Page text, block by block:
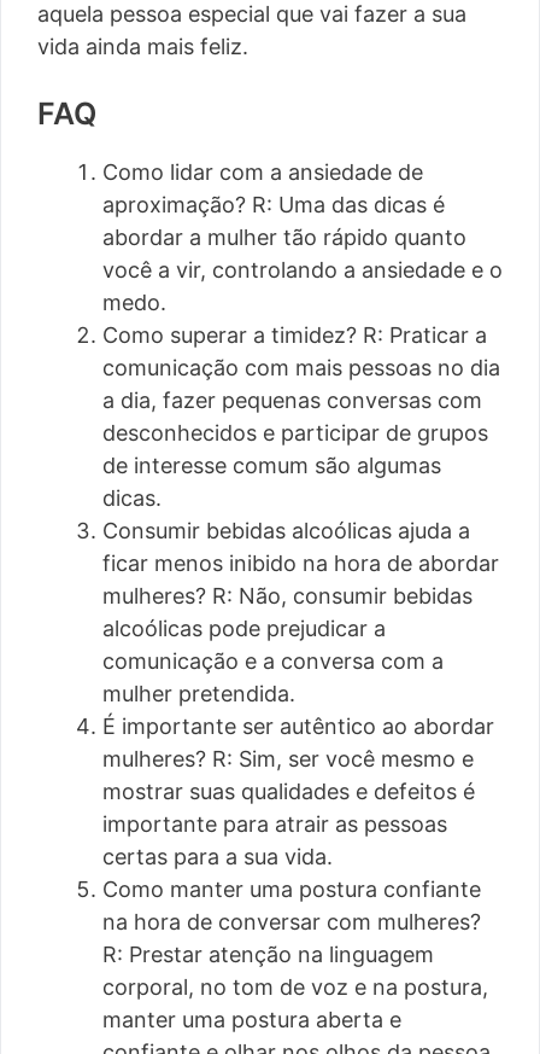
aquela pessoa especial que vai fazer a sua
vida ainda mais feliz.
FAQ
Como lidar com a ansiedade de
aproximação? R: Uma das dicas é
abordar a mulher tão rápido quanto
você a vir, controlando a ansiedade e o
medo.
Como superar a timidez? R: Praticar a
comunicação com mais pessoas no dia
a dia, fazer pequenas conversas com
desconhecidos e participar de grupos
de interesse comum são algumas
dicas.
Consumir bebidas alcoólicas ajuda a
ficar menos inibido na hora de abordar
mulheres? R: Não, consumir bebidas
alcoólicas pode prejudicar a
comunicação e a conversa com a
mulher pretendida.
É importante ser autêntico ao abordar
mulheres? R: Sim, ser você mesmo e
mostrar suas qualidades e defeitos é
importante para atrair as pessoas
certas para a sua vida.
Como manter uma postura confiante
na hora de conversar com mulheres?
R: Prestar atenção na linguagem
corporal, no tom de voz e na postura,
manter uma postura aberta e